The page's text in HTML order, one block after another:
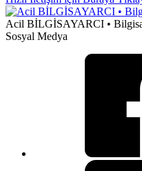
Acil BİLGİSAYARCI •
Sosyal Medya